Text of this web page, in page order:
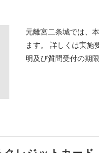
元離宮二条城では、
ます。 詳しくは実
明及び質問受付の期